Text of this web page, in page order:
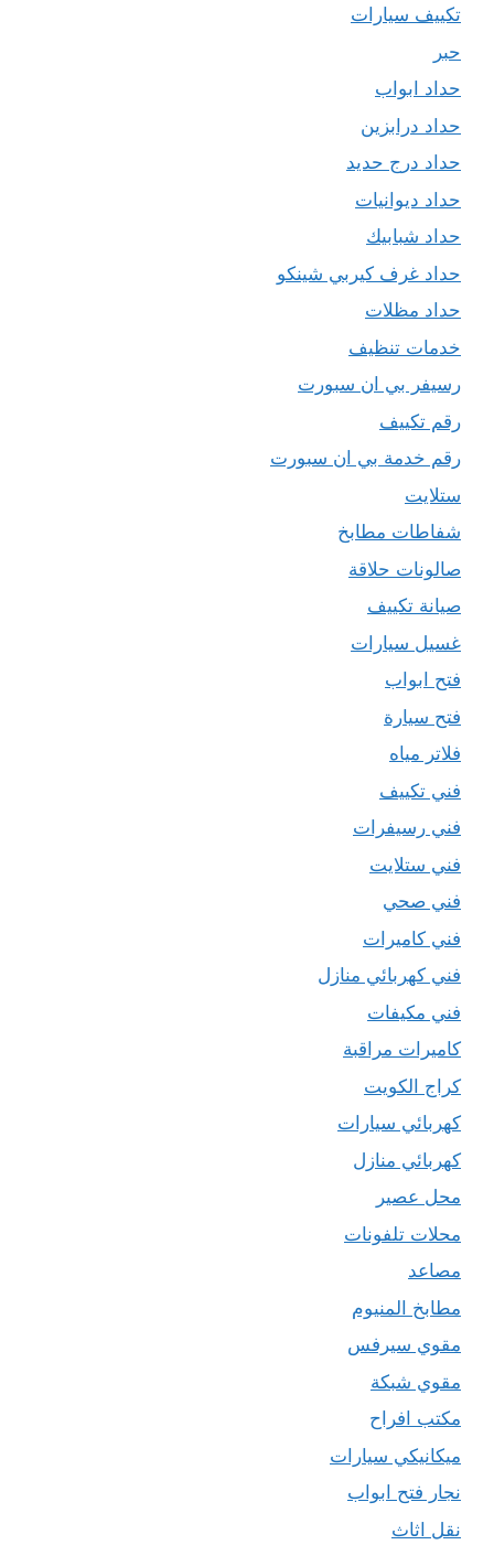
تكييف سيارات
حبر
حداد ابواب
حداد درابزين
حداد درج حديد
حداد ديوانيات
حداد شبابيك
حداد غرف كيربي شينكو
حداد مظلات
خدمات تنظيف
رسيفر بي ان سبورت
رقم تكييف
رقم خدمة بي ان سبورت
ستلايت
شفاطات مطابخ
صالونات حلاقة
صيانة تكييف
غسيل سيارات
فتح ابواب
فتح سيارة
فلاتر مياه
فني تكييف
فني رسيفرات
فني ستلايت
فني صحي
فني كاميرات
فني كهربائي منازل
فني مكيفات
كاميرات مراقبة
كراج الكويت
كهربائي سيارات
كهربائي منازل
محل عصير
محلات تلفونات
مصاعد
مطابخ المنيوم
مقوي سيرفس
مقوي شبكة
مكتب افراح
ميكانيكي سيارات
نجار فتح ابواب
نقل اثاث